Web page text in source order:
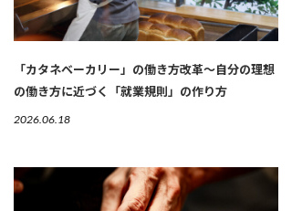
「カタネベーカリー」の働き方改革～自分の理想
の働き方に近づく「就業規則」の作り方
2026.06.18